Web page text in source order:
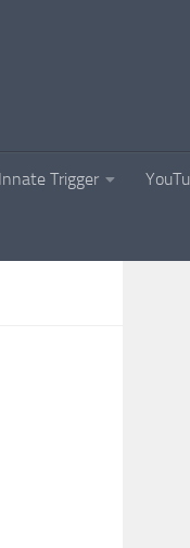
Innate Trigger